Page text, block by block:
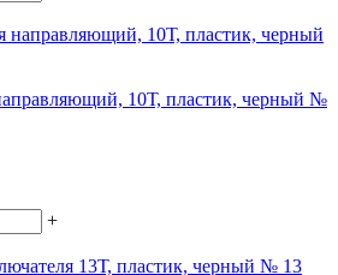
10Т, пластик, черный №
+